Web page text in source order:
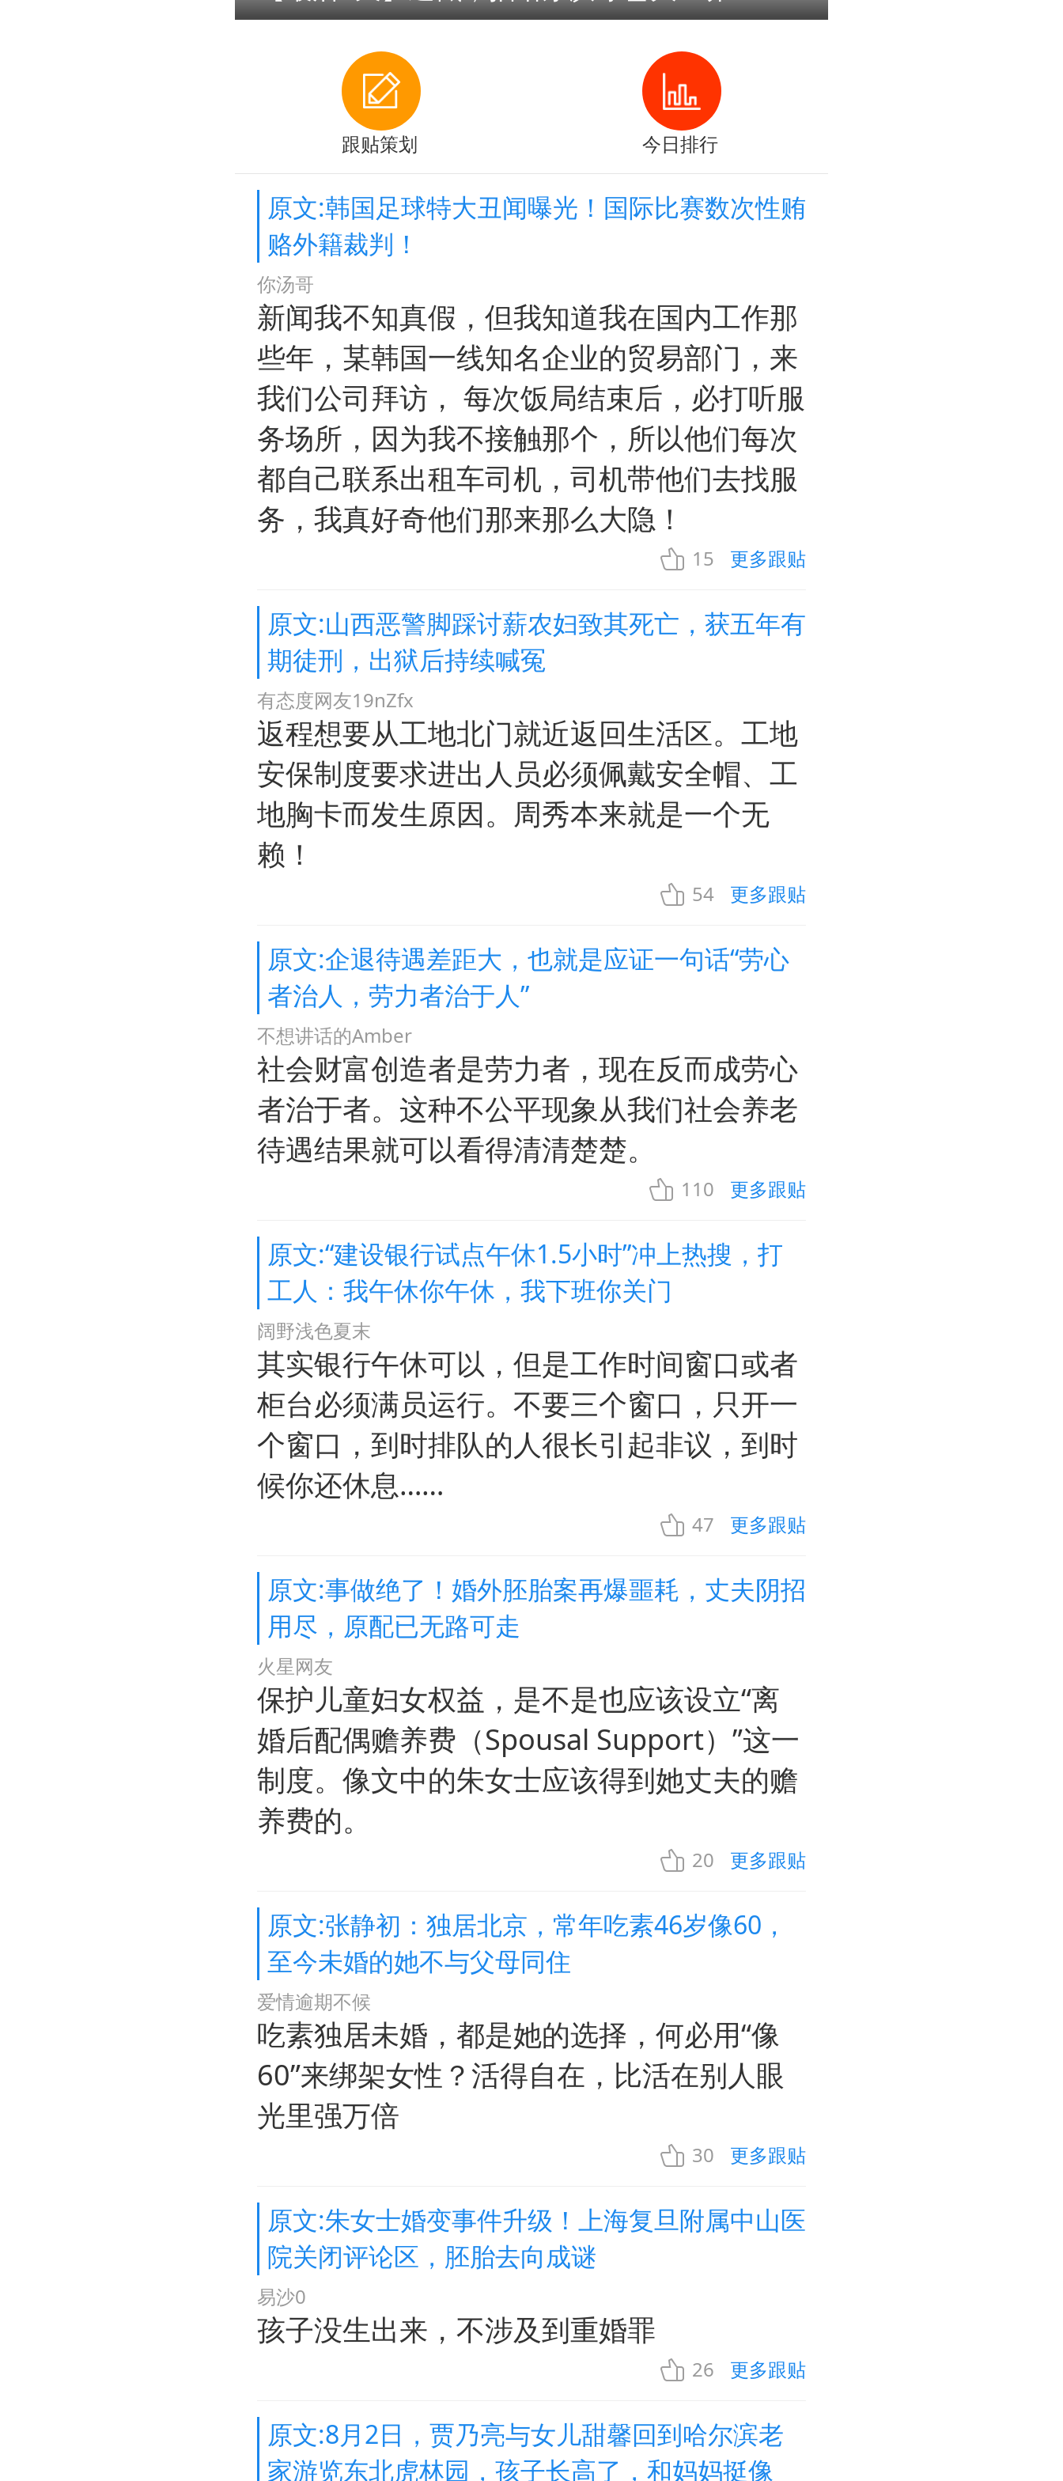
跟贴策划 今日排行
原文:韩国足球特大丑闻曝光！国际比赛数次性贿
赂外籍裁判！
你汤哥
新闻我不知真假，但我知道我在国内工作那
些年，某韩国一线知名企业的贸易部门，来
我们公司拜访， 每次饭局结束后，必打听服
务场所，因为我不接触那个，所以他们每次
都自己联系出租车司机，司机带他们去找服
务，我真好奇他们那来那么大隐！
15 更多跟贴
原文:山西恶警脚踩讨薪农妇致其死亡，获五年有
期徒刑，出狱后持续喊冤
有态度网友19nZfx
返程想要从工地北门就近返回生活区。工地
安保制度要求进出人员必须佩戴安全帽、工
地胸卡而发生原因。周秀本来就是一个无
赖！
54 更多跟贴
原文:企退待遇差距大，也就是应证一句话“劳心
者治人，劳力者治于人”
不想讲话的Amber
社会财富创造者是劳力者，现在反而成劳心
者治于者。这种不公平现象从我们社会养老
待遇结果就可以看得清清楚楚。
110 更多跟贴
原文:“建设银行试点午休1.5小时”冲上热搜，打
工人：我午休你午休，我下班你关门
阔野浅色夏末
其实银行午休可以，但是工作时间窗口或者
柜台必须满员运行。不要三个窗口，只开一
个窗口，到时排队的人很长引起非议，到时
候你还休息……
47 更多跟贴
原文:事做绝了！婚外胚胎案再爆噩耗，丈夫阴招
用尽，原配已无路可走
火星网友
保护儿童妇女权益，是不是也应该设立“离
婚后配偶赡养费（Spousal Support）”这一
制度。像文中的朱女士应该得到她丈夫的赡
养费的。
20 更多跟贴
原文:张静初：独居北京，常年吃素46岁像60，
至今未婚的她不与父母同住
爱情逾期不候
吃素独居未婚，都是她的选择，何必用“像
60”来绑架女性？活得自在，比活在别人眼
光里强万倍
30 更多跟贴
原文:朱女士婚变事件升级！上海复旦附属中山医
院关闭评论区，胚胎去向成谜
易沙0
孩子没生出来，不涉及到重婚罪
26 更多跟贴
原文:8月2日，贾乃亮与女儿甜馨回到哈尔滨老
家游览东北虎林园，孩子长高了，和妈妈挺像